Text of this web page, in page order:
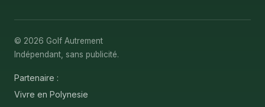
© 2026 Golf Autrement
Indépendant, sans publicité.
Partenaire :
Vivre en Polynesie